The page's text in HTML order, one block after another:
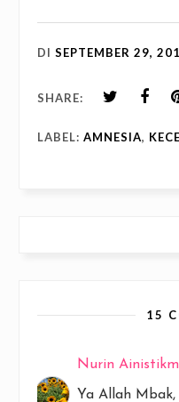
DI SEPTEMBER 29,
SHARE:
LABEL: AMNESIA,
15
Nurin
Ya Allah